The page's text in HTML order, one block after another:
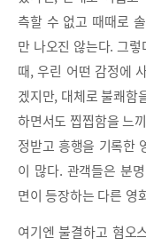
측할 수 없고 때때로
만 나오진 않는다. 그
때, 우린 어떤 감정에
겠지만, 대체로 불쾌함
하면서도 찝찝함을 느
정받고 흥행을 기록한
이 많다. 관객들은 분
면이 등장하는 다른 영
여기엔 불결하고 혐오